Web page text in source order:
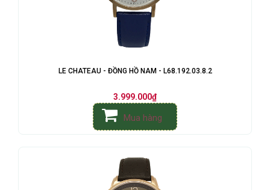
LE CHATEAU - ĐỒNG HỒ NAM - L68.192.03.8.2
3.999.000₫
Mua hàng